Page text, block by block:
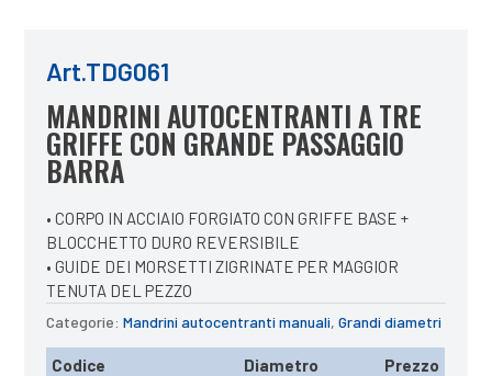
Art.TDG061
MANDRINI AUTOCENTRANTI A TRE
GRIFFE CON GRANDE PASSAGGIO
BARRA
• CORPO IN ACCIAIO FORGIATO CON GRIFFE BASE +
BLOCCHETTO DURO REVERSIBILE
• GUIDE DEI MORSETTI ZIGRINATE PER MAGGIOR
TENUTA DEL PEZZO
Categorie:Mandrini autocentranti manuali,Grandi diametri
Codice Diametro
Prezzo